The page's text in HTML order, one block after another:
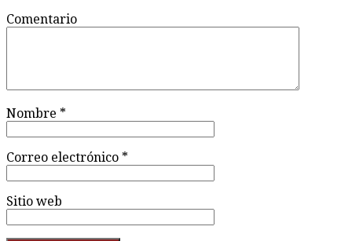
Comentario
Nombre *
Correo electrónico *
Sitio web